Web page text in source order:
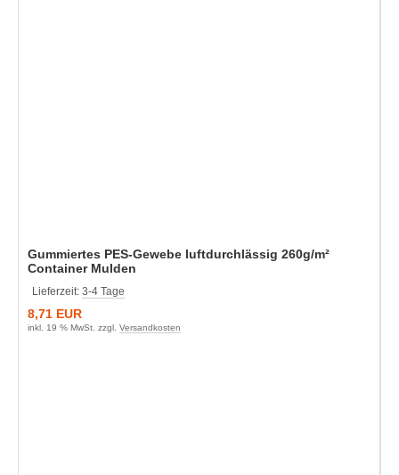
Gummiertes PES-Gewebe luftdurchlässig 260g/m²
Container Mulden
Lieferzeit: 3-4 Tage
8,71 EUR
inkl. 19 % MwSt. zzgl. Versandkosten